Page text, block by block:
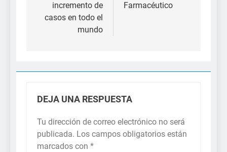
incremento de
casos en todo el
mundo
Farmacéutico
DEJA UNA RESPUESTA
Tu dirección de correo electrónico no será
publicada. Los campos obligatorios están
marcados con *